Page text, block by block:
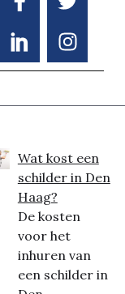
Wat kost een
schilder in Den
Haag?
De kosten
voor het
inhuren van
een schilder in